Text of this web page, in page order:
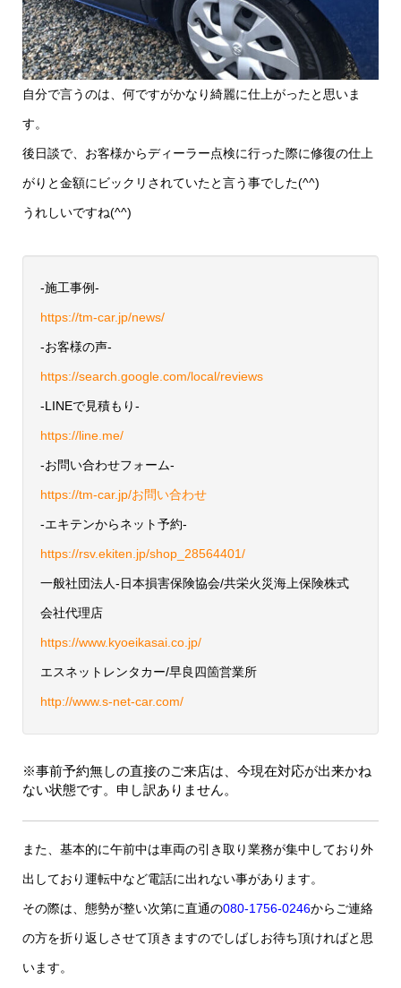
自分で言うのは、何ですがかなり綺麗に仕上がったと思いま
す。
後日談で、お客様からディーラー点検に行った際に修復の仕上
がりと金額にビックリされていたと言う事でした(^^)
うれしいですね(^^)
-施工事例-
https://tm-car.jp/news/
-お客様の声-
https://search.google.com/local/reviews
-LINEで見積もり-
https://line.me/
-お問い合わせフォーム-
https://tm-car.jp/お問い合わせ
-エキテンからネット予約-
https://rsv.ekiten.jp/shop_28564401/
一般社団法人-日本損害保険協会/共栄火災海上保険株式
会社代理店
https://www.kyoeikasai.co.jp/
エスネットレンタカー/早良四箇営業所
http://www.s-net-car.com/
※事前予約無しの直接のご来店は、今現在対応が出来かね
ない状態です。申し訳ありません。
また、基本的に午前中は車両の引き取り業務が集中しており外
出しており運転中など電話に出れない事があります。
その際は、態勢が整い次第に直通の080-1756-0246からご連絡
の方を折り返しさせて頂きますのでしばしお待ち頂ければと思
います。